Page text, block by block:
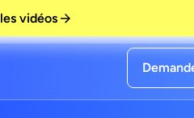
vidéos